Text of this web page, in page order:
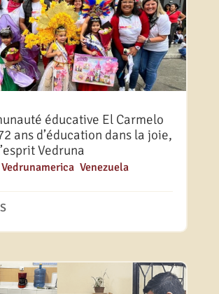
éducative El Carmelo
ans d’éducation dans la joie,
Vedruna
Vedrunamerica, Venezuela